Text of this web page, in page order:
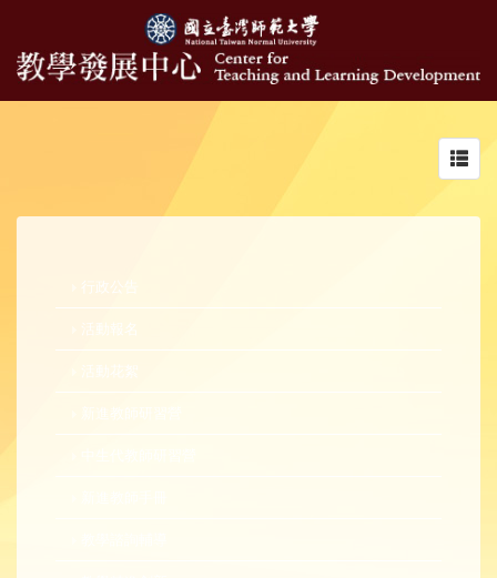
行政公告
活動報名
活動花絮
新進教師研習營